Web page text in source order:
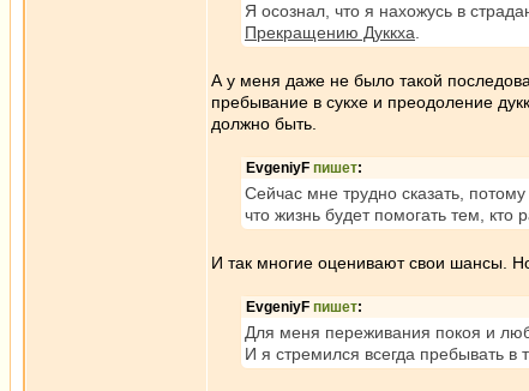
Я осознал, что я нахожусь в
Прекращению Дуккха
А у меня даже не было такой
пребывание в сукхе и преодоление
должно быть.
EvgeniyF пишет:
Сейчас мне трудно сказать,
что жизнь будет помогать тем,
И так многие оценивают свои шансы.
EvgeniyF пишет:
Для меня переживания покоя и
И я стремился всегда пребывать в